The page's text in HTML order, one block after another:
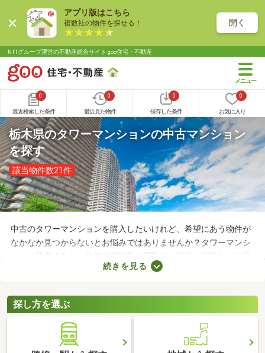
アプリ版はこちら
複数社の物件を探せる！ 開く
NTTグループ運営の不動産総合サイト goo住宅・不動産
0
最近検索した条件
0
最近見た物件
0
保存した条件
0
お気に入り
栃木県のタワーマンションの中古マンション
を探す
該当物件数21件
中古のタワーマンションを購入したいけれど、希望にあう物件が
なかなか見つからないとお悩みではありませんか？タワーマンシ
ョンは数多くあり、物件や階層別に間取り・設備・家賃などが異
なります。複数の物件を比較したうえで、希望にあうお部屋を見
ますので、物件の特徴を見比べてみましょう。
続きを見る
探し方を選ぶ